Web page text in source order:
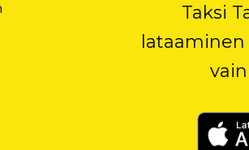
Taksi